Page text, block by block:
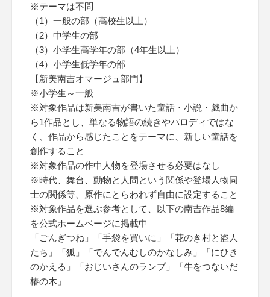
※テーマは不問
（1）一般の部（高校生以上）
（2）中学生の部
（3）小学生高学年の部（4年生以上）
（4）小学生低学年の部
【新美南吉オマージュ部門】
※小学生～一般
※対象作品は新美南吉が書いた童話・小説・戯曲か
ら1作品とし、単なる物語の続きやパロディではな
く、作品から感じたことをテーマに、新しい童話を
創作すること
※対象作品の作中人物を登場させる必要はなし
※時代、舞台、動物と人間という関係や登場人物同
士の関係等、原作にとらわれず自由に設定すること
※対象作品を選ぶ参考として、以下の南吉作品8編
を公式ホームページに掲載中
「ごんぎつね」「手袋を買いに」「花のき村と盗人
たち」「狐」「でんでんむしのかなしみ」「にひき
のかえる」「おじいさんのランプ」「牛をつないだ
椿の木」